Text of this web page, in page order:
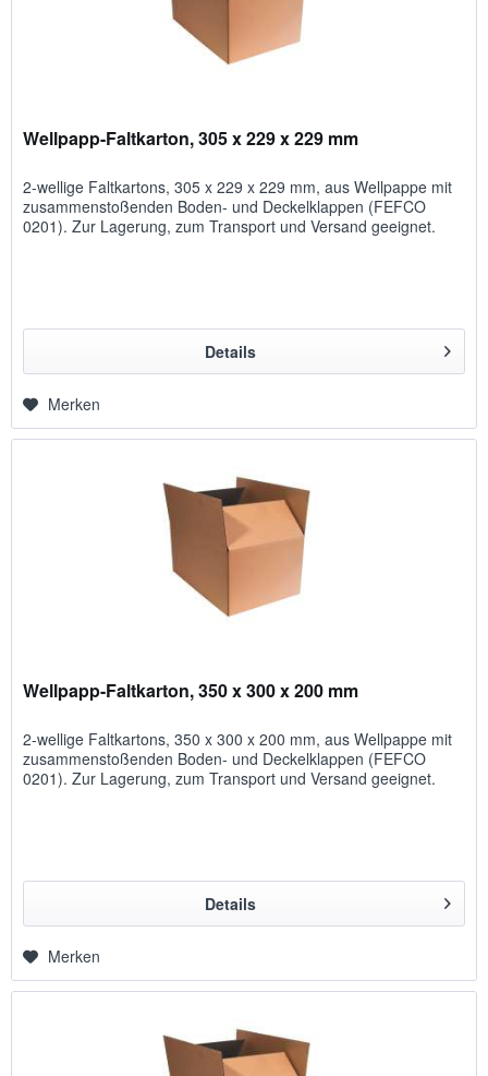
Wellpapp-Faltkarton, 305 x 229 x 229 mm
2-wellige Faltkartons, 305 x 229 x 229 mm, aus Wellpappe mit
zusammenstoßenden Boden- und Deckelklappen (FEFCO
0201). Zur Lagerung, zum Transport und Versand geeignet.
Details
Merken
Wellpapp-Faltkarton, 350 x 300 x 200 mm
2-wellige Faltkartons, 350 x 300 x 200 mm, aus Wellpappe mit
zusammenstoßenden Boden- und Deckelklappen (FEFCO
0201). Zur Lagerung, zum Transport und Versand geeignet.
Details
Merken